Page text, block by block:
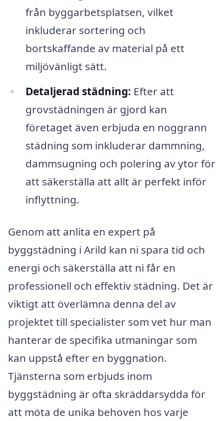
från byggarbetsplatsen, vilket
inkluderar sortering och
bortskaffande av material på ett
miljövänligt sätt.
Detaljerad städning: Efter att
grovstädningen är gjord kan
företaget även erbjuda en noggrann
städning som inkluderar dammning,
dammsugning och polering av ytor för
att säkerställa att allt är perfekt inför
inflyttning.
Genom att anlita en expert på
byggstädning i Arild kan ni spara tid och
energi och säkerställa att ni får en
professionell och effektiv städning. Det är
viktigt att överlämna denna del av
projektet till specialister som vet hur man
hanterar de specifika utmaningar som
kan uppstå efter en byggnation.
Tjänsterna som erbjuds inom
byggstädning är ofta skräddarsydda för
att möta de unika behoven hos varje